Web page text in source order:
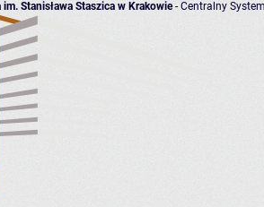
Stanisława Staszica w Krakowie- Centralny